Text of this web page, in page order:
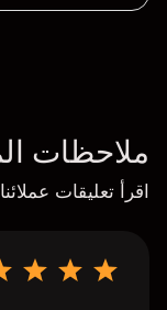
ملاحظات
اقرأ تعليقات